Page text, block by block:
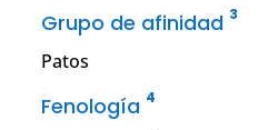
Grupo de afinidad 3
Patos
Fenología 4